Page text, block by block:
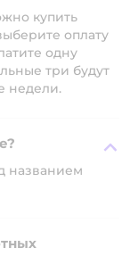
купить
оплату
одну
три будут
недели.
названием